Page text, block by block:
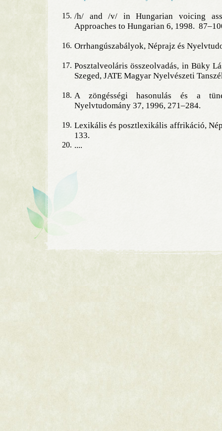
15. /h/ and /v/ in Hungarian voicing
Approaches to Hungarian 6, 1998.
16. Orrhangúszabályok, Néprajz és
17. Posztalveoláris összeolvadás, in Büky
Szeged, JATE Magyar Nyelvészeti
18. A zöngésségi hasonulás és a
Nyelvtudomány 37, 1996, 271–284.
19. Lexikális és posztlexikális affrikáció,
133.
20. ....